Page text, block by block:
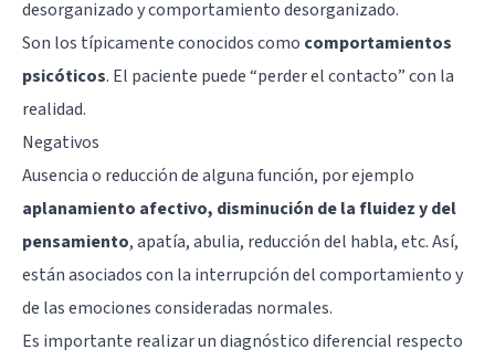
desorganizado y comportamiento desorganizado.
Son los típicamente conocidos como comportamientos
psicóticos. El paciente puede “perder el contacto” con la
realidad.
Negativos
Ausencia o reducción de alguna función, por ejemplo
aplanamiento afectivo, disminución de la fluidez y del
pensamiento, apatía,abulia, reducción del habla, etc. Así,
están asociados con la interrupción del comportamiento y
de las emociones consideradas normales.
Es importante realizar un diagnóstico diferencial respecto